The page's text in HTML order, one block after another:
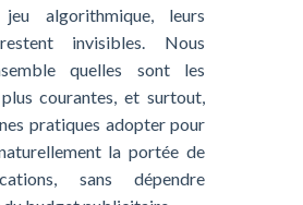
algorithmique, leurs
invisibles. Nous
quelles sont les
courantes, et surtout,
pratiques adopter pour
la portée de
sans dépendre